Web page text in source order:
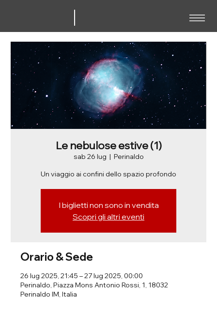
Le nebulose estive (1)
sab 26 lug
  |
Perinaldo
Un viaggio ai confini dello spazio profondo
I biglietti non sono in vendita
Scopri gli altri eventi
Orario & Sede
26 lug 2025, 21:45 – 27 lug 2025, 00:00
Perinaldo, Piazza Mons Antonio Rossi, 1, 18032
Perinaldo IM, Italia